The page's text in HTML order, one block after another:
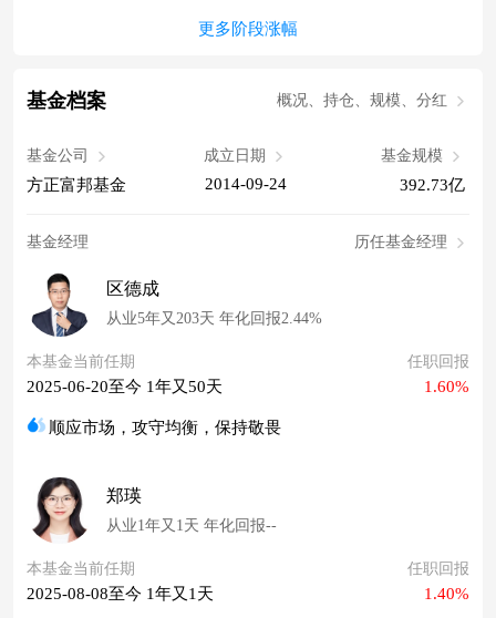
更多阶段涨幅
基金档案 概况、持仓、规模、分红
基金公司
方正富邦基金
成立日期
2014-09-24
基金规模
392.73亿
基金经理 历任基金经理
区德成
从业5年又203天 年化回报2.44%
本基金当前任期
2025-06-20至今 1年又50天
任职回报
1.60%
顺应市场，攻守均衡，保持敬畏
郑瑛
从业1年又1天 年化回报--
本基金当前任期
2025-08-08至今 1年又1天
任职回报
1.40%